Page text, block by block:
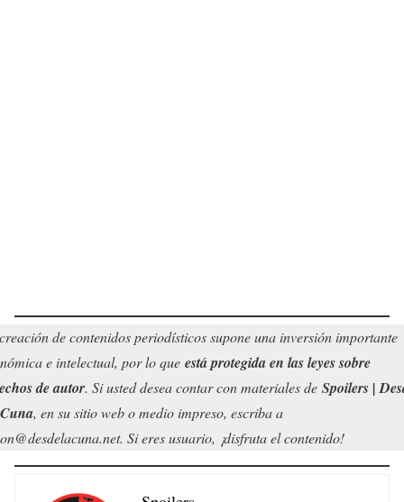
de contenidos periodísticos supone una inversión importante
e intelectual, por lo que está protegida en las leyes sobre
de autor. Si usted desea contar con materiales de Spoilers |
, en su sitio web o medio impreso, escriba a
Si eres usuario, ¡disfruta el contenido!